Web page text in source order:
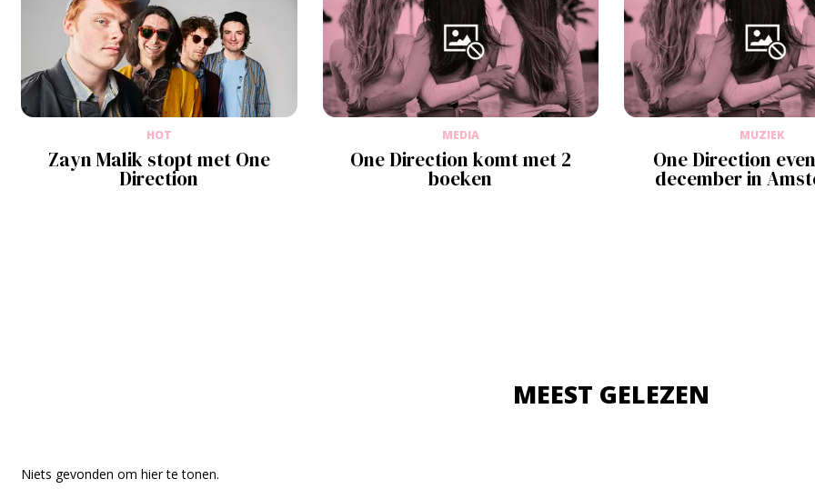
HOT
Zayn Malik stopt met One
Direction
MEDIA
One Direction komt met 2
boeken
MUZIEK
One Direction
december in
MEEST GELEZEN
Niets gevonden om hier te tonen.